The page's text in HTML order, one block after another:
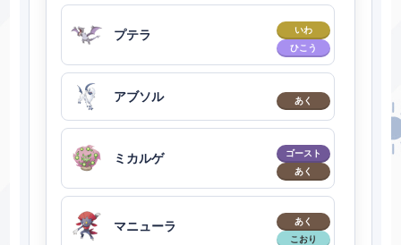
プテラ
いわ
ひこう
アブソル あく
ミカルゲ
ゴースト
あく
マニューラ
あく
こおり